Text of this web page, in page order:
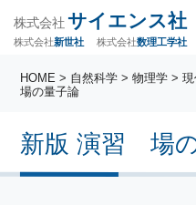
株式会社 サイエンス社
株式会社新世社 株式会社数理工学社
新版 演習 場
HOME > 自然科学 >物理学 >
場の量子論